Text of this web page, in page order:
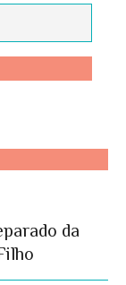
da